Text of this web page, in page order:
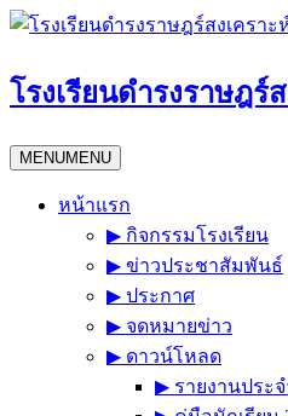
Skip
โรงเรียนดำรงราษฎร์
MENUMENU
หน้าแรก
▶︎ กิจกรรมโรงเรียน
▶︎ ข่าวประชาสัมพันธ์
▶︎ ประกาศ
▶︎ จดหมายข่าว
▶︎ ดาวน์โหลด
▶︎ รายงานประจ